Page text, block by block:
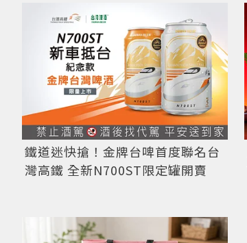
鐵道迷快搶！金牌台啤首度聯名台
灣高鐵 全新N700ST限定罐開賣